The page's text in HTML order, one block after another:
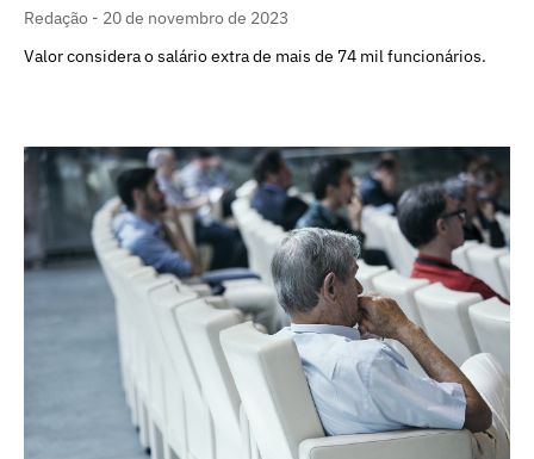
Redação
20 de novembro de 2023
Valor considera o salário extra de mais de 74 mil funcionários.